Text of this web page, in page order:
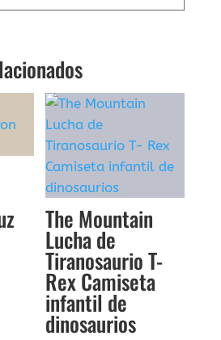
The Mountain
Lucha de
Tiranosaurio T-
Rex Camiseta
infantil de
dinosaurios